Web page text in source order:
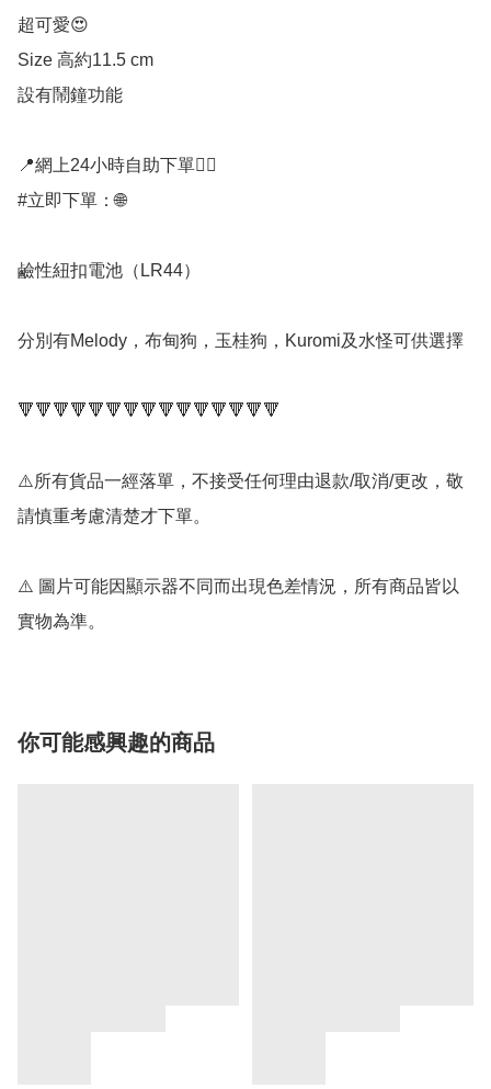
超可愛😍
Size 高約11.5 cm
設有鬧鐘功能
📍網上24小時自助下單👍🏻
#立即下單：🌐
鹼性紐扣電池（LR44）
分別有Melody，布甸狗，玉桂狗，Kuromi及水怪可供選擇
🔻🔻🔻🔻🔻🔻🔻🔻🔻🔻🔻🔻🔻🔻🔻
⚠️所有貨品一經落單，不接受任何理由退款/取消/更改，敬
請慎重考慮清楚才下單。
⚠️ 圖片可能因顯示器不同而出現色差情況，所有商品皆以
實物為準。
你可能感興趣的商品